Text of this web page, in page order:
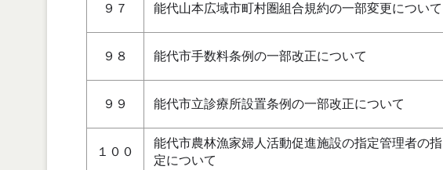
９７ 能代山本広域市町村圏組合規約の一部変更について
９８ 能代市手数料条例の一部改正について
９９ 能代市立診療所設置条例の一部改正について
１００
能代市農林漁家婦人活動促進施設の指定管理者の指
定について